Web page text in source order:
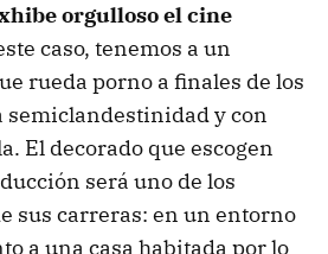
orgulloso el cine
caso, tenemos a un
rueda porno a finales de los
semiclandestinidad y con
El decorado que escogen
será uno de los
sus carreras: en un entorno
a una casa habitada por lo